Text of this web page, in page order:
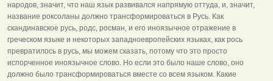
народов, значит, что наш язык развивался напрямую оттуда, и, значит,
название роксоланы должно трансформироваться в Русь. Как
скандинавское русь, родс, росман, и его иноязычное отражение в
греческом языке и некоторых западноевропейских языках, как рось
превратилось в русь, мы можем сказать, потому что это просто
испорченное иноязычное слово. Но если это было наше слово, оно
должно было трансформироваться вместе со всем языком. Какие